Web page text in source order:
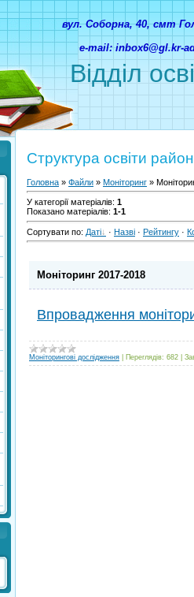
Відділ
вул. Соборна, 40, смт
e-mail: inbox6@gl.kr-
Структура освіти
Головна » Файли » Моніторинг »
У категорії матеріалів: 1
Показано матеріалів: 1-1
Сортувати по: Даті · Назві · Рейтингу ·
Моніторинг 2017-2018
Впровадження
Моніторингові дослідження Переглядів: 682